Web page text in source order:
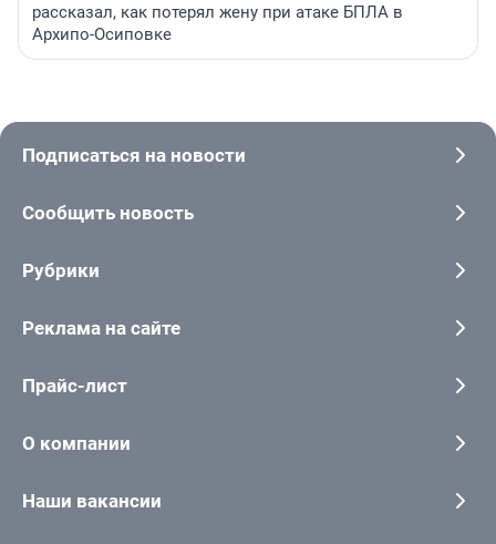
рассказал, как потерял жену при атаке БПЛА в
Архипо-Осиповке
Подписаться на новости
Сообщить новость
Рубрики
Реклама на сайте
Прайс-лист
О компании
Наши вакансии